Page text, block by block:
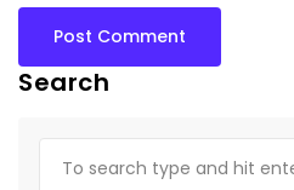
Search